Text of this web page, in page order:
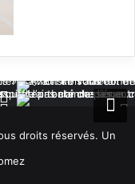
droits réservés. Un